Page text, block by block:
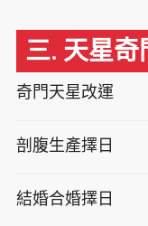
三. 天星奇
奇門天星改運
剖腹生產擇日
結婚合婚擇日